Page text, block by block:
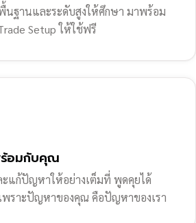
นฐานและระดับสูงให้ศึกษา มาพร้อม
Setup ให้ใช้ฟรี
ร้อมกับคุณ
แก้ปัญหาให้อย่างเต็มที่ พูดคุยได้
ราะปัญหาของคุณ คือปัญหาของเรา